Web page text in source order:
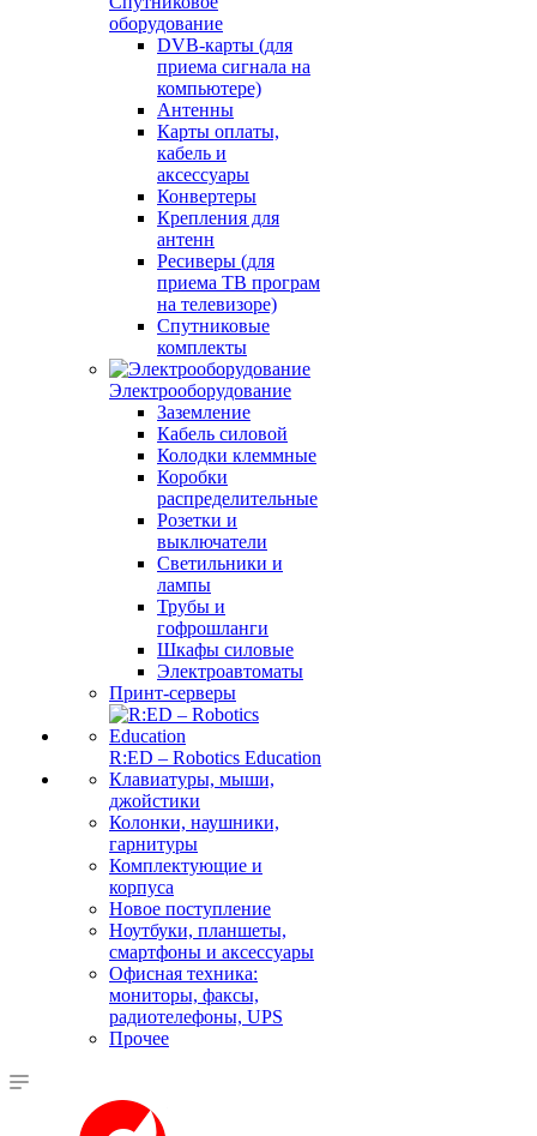
оборудование
DVB-карты (для
приема сигнала на
компьютере)
Антенны
Карты оплаты,
кабель и
аксессуары
Конвертеры
Крепления для
антенн
Ресиверы (для
приема ТВ програм
на телевизоре)
Спутниковые
комплекты
Электрооборудование
Заземление
Кабель силовой
Колодки клеммные
Коробки
распределительные
Розетки и
выключатели
Светильники и
лампы
Трубы и
гофрошланги
Шкафы силовые
Электроавтоматы
Принт-серверы
R:ED – Robotics Education
Клавиатуры, мыши,
джойстики
Колонки, наушники,
гарнитуры
Комплектующие и
корпуса
Новое поступление
Ноутбуки, планшеты,
смартфоны и аксессуары
Офисная техника:
мониторы, факсы,
радиотелефоны, UPS
Прочее